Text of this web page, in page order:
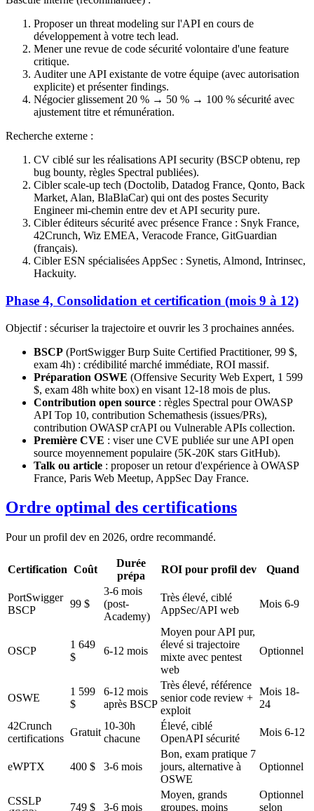
Proposer un threat modeling sur l'API en cours de
développement à votre tech lead.
Mener une revue de code sécurité volontaire d'une feature
critique.
Auditer une API existante de votre équipe (avec autorisation
explicite) et présenter findings.
Négocier glissement 20 % → 50 % → 100 % sécurité avec
ajustement titre et rémunération.
Recherche externe :
CV ciblé sur les réalisations API security (BSCP obtenu, rep
bug bounty, règles Spectral publiées).
Cibler scale-up tech (Doctolib, Datadog France, Qonto, Back
Market, Alan, BlaBlaCar) qui ont des postes Security
Engineer mi-chemin entre dev et API security pure.
Cibler éditeurs sécurité avec présence France : Snyk France,
42Crunch, Wiz EMEA, Veracode France, GitGuardian
(français).
Cibler ESN spécialisées AppSec : Synetis, Almond, Intrinsec,
Hackuity.
Phase 4, Consolidation et certification (mois 9 à 12)
Objectif : sécuriser la trajectoire et ouvrir les 3 prochaines années.
BSCP (PortSwigger Burp Suite Certified Practitioner, 99 $,
exam 4h) : crédibilité marché immédiate, ROI massif.
Préparation OSWE (Offensive Security Web Expert, 1 599
$, exam 48h white box) en visant 12-18 mois de plus.
Contribution open source : règles Spectral pour OWASP
API Top 10, contribution Schemathesis (issues/PRs),
contribution OWASP crAPI ou Vulnerable APIs collection.
Première CVE : viser une CVE publiée sur une API open
source moyennement populaire (5K-20K stars GitHub).
Talk ou article : proposer un retour d'expérience à OWASP
France, Paris Web Meetup, AppSec Day France.
Ordre optimal des certifications
Pour un profil dev en 2026, ordre recommandé.
Certification Coût
Durée
prépa
ROI pour profil dev Quand
PortSwigger
BSCP
99 $
3-6 mois
(post-
Academy)
Très élevé, ciblé
AppSec/API web
Mois 6-9
OSCP
1 649
$
6-12 mois
Moyen pour API pur,
élevé si trajectoire
mixte avec pentest
web
Optionnel
OSWE
1 599
$
6-12 mois
après BSCP
Très élevé, référence
senior code review +
exploit
Mois 18-
24
42Crunch
certifications
Gratuit
10-30h
chacune
Élevé, ciblé
OpenAPI sécurité
Mois 6-12
eWPTX 400 $ 3-6 mois
Bon, exam pratique 7
jours, alternative à
OSWE
Optionnel
CSSLP
749 $ 3-6 mois
Moyen, grands
groupes, moins
Optionnel
selon